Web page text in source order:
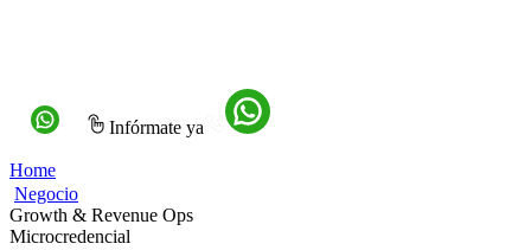
Infórmate ya
Home
Negocio
Growth & Revenue Ops
Microcredencial